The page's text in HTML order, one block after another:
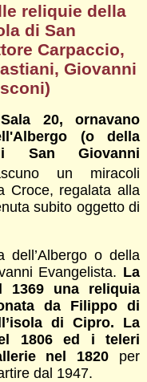
reliquie della
di San
Carpaccio,
Giovanni
20, ornavano
(o della
San Giovanni
un miracoli
Croce, regalata alla
subito oggetto di
dell’Albergo o della
Evangelista. La
1369 una reliquia
da Filippo di
di Cipro. La
1806 ed i teleri
nel 1820 per
dal 1947.